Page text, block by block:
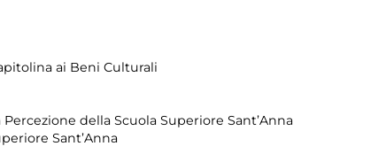
ai Beni Culturali
della Scuola Superiore Sant’Anna
Sant’Anna